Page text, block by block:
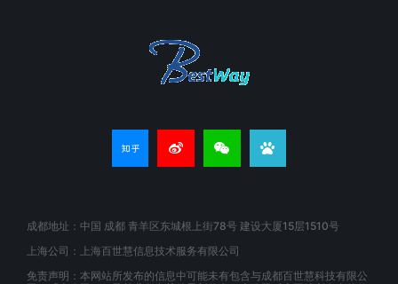
成都地址：中国 成都 青羊区东城根上街78号 建设大厦15层1510号
上海公司：上海百世慧信息技术服务有限公司
免责声明：本网站所发布的信息中可能未有包含与成都百世慧科技有限公